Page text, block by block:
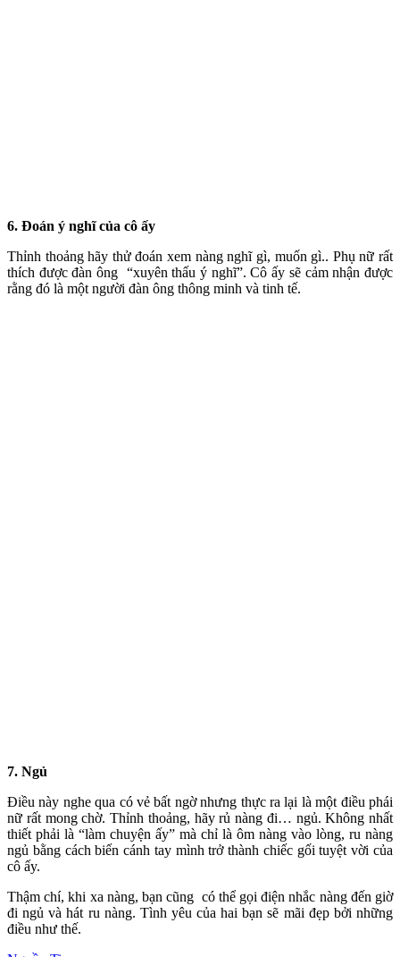
6. Đoán ý nghĩ của cô ấy
Thỉnh thoảng hãy thử đoán xem nàng nghĩ gì, muốn gì.. Phụ nữ rất
thích được đàn ông “xuyên thấu ý nghĩ”. Cô ấy sẽ cảm nhận được
rằng đó là một người đàn ông thông minh và tinh tế.
7. Ngủ
Điều này nghe qua có vẻ bất ngờ nhưng thực ra lại là một điều phái
nữ rất mong chờ. Thỉnh thoảng, hãy rủ nàng đi… ngủ. Không nhất
thiết phải là “làm chu‌yện ấ‌y” mà chỉ là ôm nàng vào lòng, ru nàng
ngủ bằng cách biến cánh tay mình trở thành chiếc gối tuyệt vời của
cô ấy.
Thậm chí, khi xa nàng, bạn cũng có thể gọi điện nhắc nàng đến giờ
đi ngủ và hát ru nàng. Tình yêu của hai bạn sẽ mãi đẹp bởi những
điều như thế.